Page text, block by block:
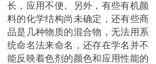
长，应用不便。另外，有些有机颜
料的化学结构尚未确定，还有些商
品是几种物质的混合物，无法用系
统命名法来命名，还存在学名并不
能反映着色剂的颜色和应用性能的